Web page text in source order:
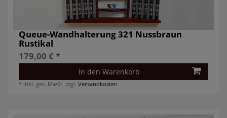
Queue-Wandhalterung 321 Nussbraun
Rustikal
179,00 € *
In den Warenkorb
* inkl. ges. MwSt. zzgl.Versandkosten